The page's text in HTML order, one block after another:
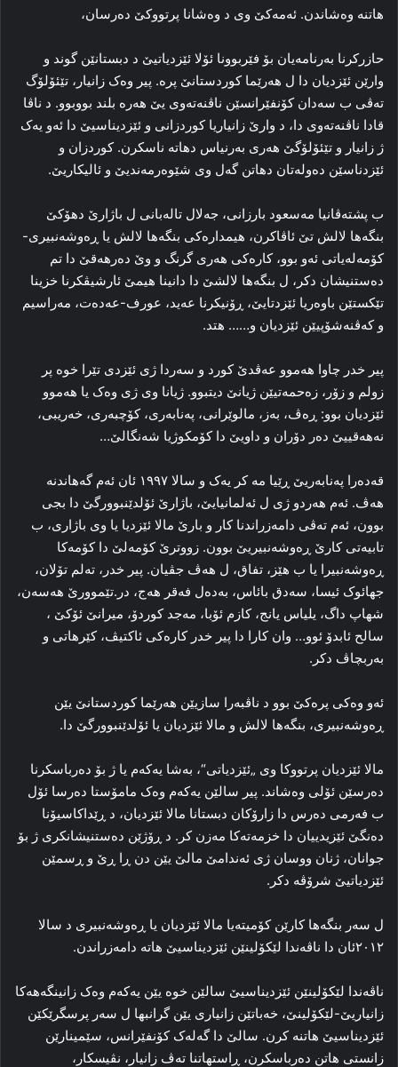
هاتنه‌ وه‌شاندن. ئه‌مه‌کێ وی د وه‌شانا پرتووکێ ده‌رسان،
حازرکرنا به‌رنامەیان بۆ فێربوونا ئۆلا ئێزدیاتیێ د دبستانێن گوند و
وارێن ئێزدیان دا ل هه‌رێما کوردستانێ پره‌. پیر وه‌ک زانیار، تێئۆلۆگ
ته‌ڤی ب سه‌دان کۆنفێرانسێن ناڤنه‌ته‌وی یێ هه‌ره‌ بلند بووبوو. د ناڤا
قادا ناڤنه‌ته‌وی دا، د وارێ زانیاریا کوردزانی و ئێزدیناسیێ دا ئه‌و یه‌ک
ژ زانیار و تێئۆلۆگێ هه‌ری بەرنیاس دهاته‌ ناسکرن. کوردزان و
ئێزدناسێن ده‌وله‌تان دهاتن گه‌ل وی شێوەرمەندیێ و ئالیکاریێ.
ب پشتەڤانیا مه‌سعود بارزانی، جه‌لال تاله‌بانی ل باژارێ دهۆکێ
بنگه‌ها لالش تێ ئاڤاکرن، هیمداره‌کی بنگه‌ها لالش یا ڕه‌وشه‌نبیری-
کۆمه‌له‌یاتی ئه‌و بوو، کاره‌کی هه‌ری گرنگ و وێ ده‌رهه‌قێ دا تم
ده‌ستنیشان دکر، ل بنگه‌ها لالشێ دا دانینا هیمێ ئارشیڤکرنا خزینا
تێکستێن باوەریا ئێزدتایێ، ڕۆنیکرنا عه‌ید، عورف-عه‌ده‌ت، مەراسیم
و که‌ڤنه‌شۆپیێن ئێزدیان و…… هتد.
پیر خدر چاوا هه‌موو عه‌ڤدێ کورد و سه‌ردا ژی ئێزدی تێرا خوه‌ پر
زولم و زۆر، زه‌حمه‌تیێن ژیانێ دیتبوو. ژیانا وی ژی وه‌ک یا هه‌موو
ئێزدیان بوو: ڕه‌ڤ، به‌ز، مالوێرانی، په‌نابه‌ری، کۆچبه‌ری، خه‌ریبی،
نه‌هه‌قییێ ده‌ر دۆران و داویێ دا کۆمکوژیا شه‌نگالێ…
قه‌ده‌را په‌نابه‌ریێ ڕێیا مه‌ کر یەک و سالا ۱۹۹۷ ئان ئەم گەهاندنه‌
هه‌ڤ. ئه‌م هه‌ردو ژی ل ئەلمانیایێ، باژارێ ئۆلدێنبوورگێ دا بجی
بوون، ئه‌م ته‌ڤی دامه‌زراندنا کار و بارێ مالا ئێزدیا یا وی باژاری، ب
تابیه‌تی کارێ ڕه‌وشه‌نبیریێ بوون. زووترێ کۆمه‌لێ دا کۆمه‌کا
ڕه‌وشه‌نبیرا یا ب هێز، تفاق، ل هه‌ڤ جڤیان. پیر خدر، ته‌لم تۆلان،
جهائوک ئیسا، سه‌دق بائاس، به‌ده‌ل فه‌قر هه‌ج، در.تێموورێ هه‌سه‌ن،
شهاپ داگ، یلیاس یانج، کازم ئۆبا، مه‌جد کوردۆ، میرانێ ئۆکێ ،
سالح ئابدۆ ئوو… وان کارا دا پیر خدر کاره‌کی ئاکتیڤ، کێرهاتی و
به‌ربچاڤ دکر.
ئه‌و وه‌کی پرەکێ بوو د ناڤبه‌را سازیێن هه‌رێما کوردستانێ یێن
ڕه‌وشه‌نبیری، بنگه‌ها لالش و مالا ئێزدیان یا ئۆلدێنبوورگێ دا.
مالا ئێزدیان پرتووکا وی „ئێزدیاتی“، به‌شا یەکەم یا ژ بۆ ده‌رباسکرنا
ده‌رسێن ئۆلی وه‌شاند. پیر سالێن یەکەم وه‌ک مامۆستا ده‌رسا ئۆل
ب فه‌رمی ده‌رس دا زارۆکان دبستانا مالا ئێزدیان، د ڕێداکاسیۆنا
ده‌نگێ ئێزیدییان دا خزمه‌ته‌کا مه‌زن کر. د ڕۆژێن دەستنیشانکری ژ بۆ
جوانان، ژنان ووسان ژی ئه‌ندامێ مالێ یێن دن ڕا ڕێ و ڕسمێن
ئێزدیاتیێ شرۆڤه‌ دکر.
ل سه‌ر بنگه‌ها کارێن کۆمیتەیا مالا ئێزدیان یا ڕه‌وشه‌نبیری د سالا
۲۰۱۲ئان دا ناڤه‌ندا لێکۆلینێن ئێزدیناسیێ هاته‌ دامه‌زراندن.
ناڤه‌ندا لێکۆلینێن ئێزدیناسیێ سالێن خوه‌ یێن یەکەم وه‌ک زانینگه‌هه‌کا
زانیاریێ-لێکۆلینێ، خه‌باتێن زانیاری یێن گرانبها ل سه‌ر پرسگرێکێن
ئێزدیناسیێ هاتنه‌ کرن. سالێ دا گه‌له‌ک کۆنفێرانس، سێمینارێن
زانستی هاتن ده‌رباسکرن، ڕاستهاتنا ته‌ڤ زانیار، نڤیسکار،